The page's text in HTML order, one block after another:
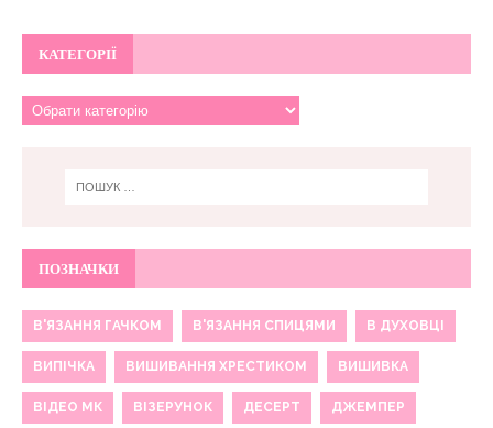
КАТЕГОРІЇ
ПОЗНАЧКИ
В'ЯЗАННЯ ГАЧКОМ В'ЯЗАННЯ СПИЦЯМИ В ДУХОВЦІ
ВИПІЧКА ВИШИВАННЯ ХРЕСТИКОМ ВИШИВКА
ВІДЕО МК ВІЗЕРУНОК ДЕСЕРТ ДЖЕМПЕР